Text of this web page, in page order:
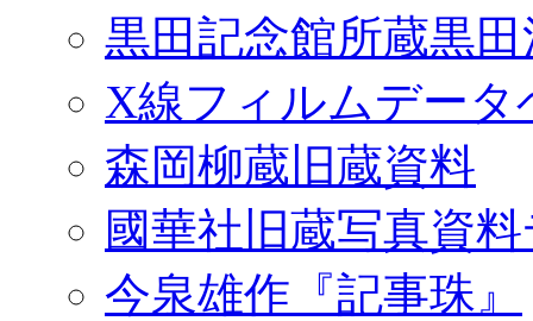
黒田記念館所蔵黒
X線フィルムデータ
森岡柳蔵旧蔵資料
國華社旧蔵写真資
今泉雄作『記事珠』